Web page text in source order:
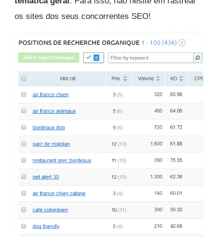
os sites dos seus concorrentes SEO!